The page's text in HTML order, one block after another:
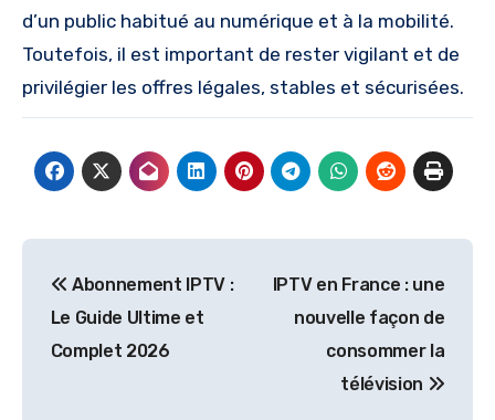
d’un public habitué au numérique et à la mobilité.
Toutefois, il est important de rester vigilant et de
privilégier les offres légales, stables et sécurisées.
navigation
Abonnement IPTV :
Le Guide Ultime et
Complet 2026
IPTV en France : une
nouvelle façon de
consommer la
télévision